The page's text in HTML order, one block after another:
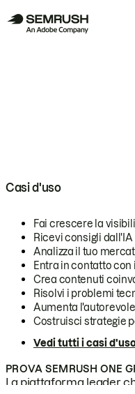
Casi d'uso
Fai crescere la
Ricevi consigli dall'IA
Analizza il tuo
Entra in contatto
Crea contenuti
Risolvi i problemi
Aumenta
Costruisci strategie
Vedi tutti i casi
PROVA SEMRUSH ONE
La piattaforma leader